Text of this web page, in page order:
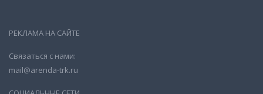
РЕКЛАМА НА САЙТЕ
Связаться с нами:
mail@arenda-trk.ru